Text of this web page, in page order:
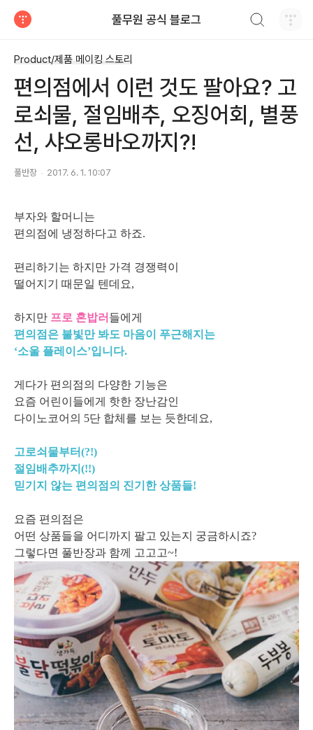
풀무원 공식 블로그
Product/제품 메이킹 스토리
편의점에서 이런 것도 팔아요? 고
로쇠물, 절임배추, 오징어회, 별풍
선, 샤오롱바오까지?!
풀반장 2017. 6. 1. 10:07
부자와 할머니는
편의점에 냉정하다고 하죠.
편리하기는 하지만 가격 경쟁력이
떨어지기 때문일 텐데요,
하지만 프로 혼밥러 들에게
편의점은 불빛만 봐도 마음이 푸근해지는
‘소울 플레이스’입니다.
게다가 편의점의 다양한 기능은
요즘 어린이들에게 핫한 장난감인
다이노코어의 5단 합체를 보는 듯한데요,
고로쇠물부터(?!)
절임배추까지(!!)
믿기지 않는 편의점의 진기한 상품들!
요즘 편의점은
어떤 상품들을 어디까지 팔고 있는지 궁금하시죠?
그렇다면 풀반장과 함께 고고고~!